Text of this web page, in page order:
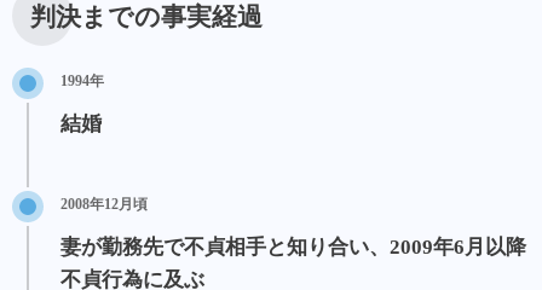
判決までの事実経過
1994年
結婚
2008年12月頃
妻が勤務先で不貞相手と知り合い、2009年6月以降
不貞行為に及ぶ